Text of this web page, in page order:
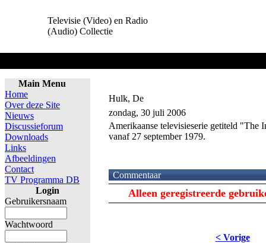
Televisie (Video) en Radio
(Audio) Collectie
Main Menu
Home
Over deze Site
Nieuws
Discussieforum
Downloads
Links
Afbeeldingen
Contact
TV Programma DB
Login
Gebruikersnaam
Wachtwoord
Hulk, De
zondag, 30 juli 2006
Amerikaanse televisieserie getiteld
vanaf 27 september 1979.
Commentaar
Alleen geregistreerde
< Vorige